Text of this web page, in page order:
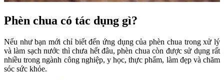
Phèn chua có tác dụng gì?
Nếu như bạn mới chỉ biết đến ứng dụng của phèn chua trong xử lý
và làm sạch nước thì chưa hết đâu, phèn chua còn được sử dụng rất
nhiều trong ngành công nghiệp, y học, thực phẩm, làm đẹp và chăm
sóc sức khỏe.